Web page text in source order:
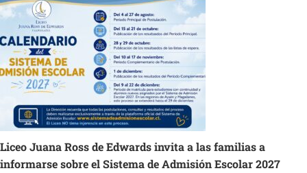
Liceo Juana Ross de Edwards invita a las familias a
informarse sobre el Sistema de Admisión Escolar 2027